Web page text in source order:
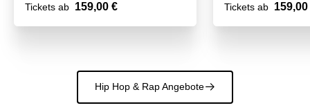
Tickets ab 159,00 €
Tickets ab 159,00
Hip Hop & Rap Angebote􀄫